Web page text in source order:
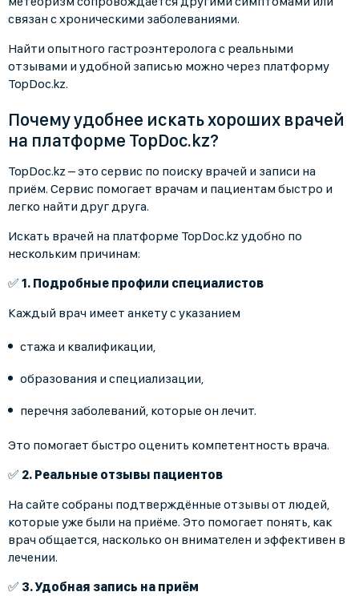
связан с хроническими заболеваниями.
Найти опытного гастроэнтеролога с реальными
отзывами и удобной записью можно через платформу
TopDoc.kz.
Почему удобнее искать хороших врачей
на платформе TopDoc.kz?
TopDoc.kz – это сервис по поиску врачей и записи на
приём. Сервис помогает врачам и пациентам быстро и
легко найти друг друга.
Искать врачей на платформе TopDoc.kz удобно по
нескольким причинам:
✅ 1. Подробные профили специалистов
Каждый врач имеет анкету с указанием
стажа и квалификации,
образования и специализации,
перечня заболеваний, которые он лечит.
Это помогает быстро оценить компетентность врача.
✅ 2. Реальные отзывы пациентов
На сайте собраны подтверждённые отзывы от людей,
которые уже были на приёме. Это помогает понять, как
врач общается, насколько он внимателен и эффективен в
лечении.
✅ 3. Удобная запись на приём